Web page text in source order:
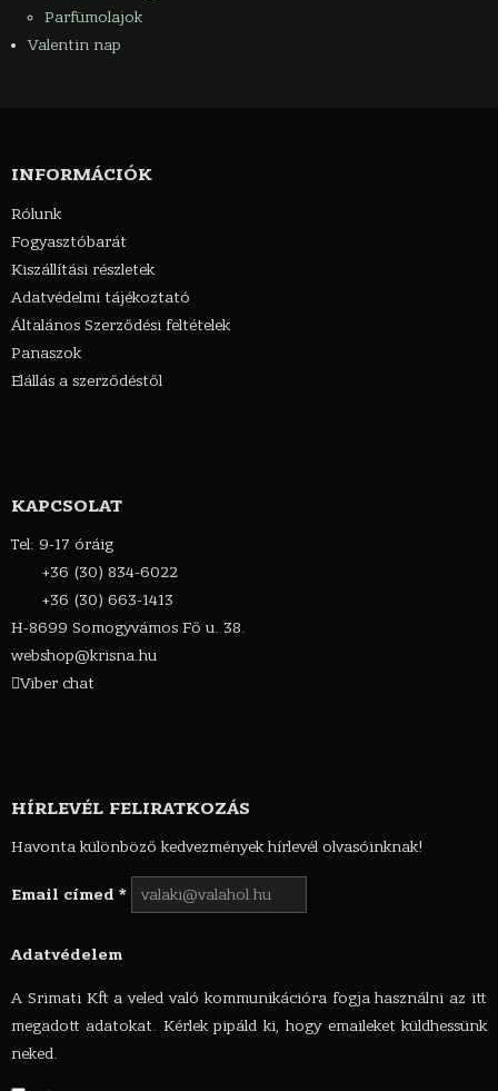
Parfümolajok
Valentin nap
INFORMÁCIÓK
Rólunk
Fogyasztóbarát
Kiszállítási részletek
Adatvédelmi tájékoztató
Általános Szerződési feltételek
Panaszok
Elállás a szerződéstől
KAPCSOLAT
Tel: 9-17 óráig
+36 (30) 834-6022
+36 (30) 663-1413
H-8699 Somogyvámos Fő u. 38.
webshop@krisna.hu
Viber chat
HÍRLEVÉL FELIRATKOZÁS
Havonta különböző kedvezmények hírlevél olvasóinknak!
Email címed *
Adatvédelem
A Srimati Kft a veled való kommunikációra fogja használni az itt
megadott adatokat. Kérlek pipáld ki, hogy emaileket küldhessünk
neked.